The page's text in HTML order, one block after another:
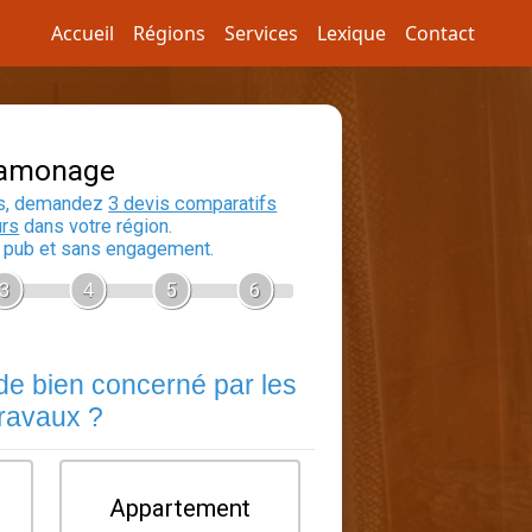
Accueil Régions Services Lexique Contact
Devis Ramonage
En 5 minutes, demandez
ramoneursdans votre région.
Gratuit, sans pub et sans engagement.
est le type de bien concerné
travaux ?